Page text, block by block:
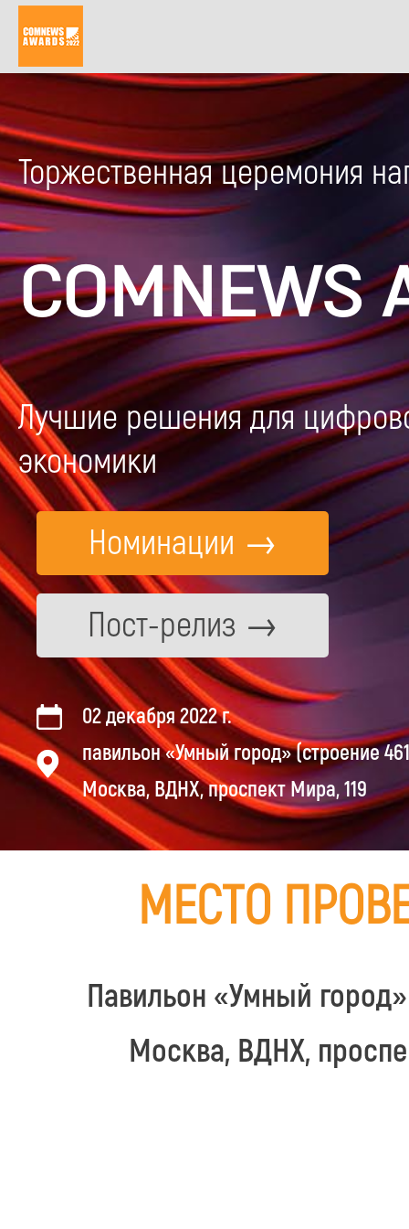
Перейти
к
основному
содержанию
Торжественная церемония
COMNEWS
Лучшие решения для
экономики
Номинации
Пост-релиз
02 декабря 2022 г.
павильон «Умный город» (строение
Москва, ВДНХ, проспект Мира, 119
МЕСТО
Павильон «Умный
Москва, ВДНХ,